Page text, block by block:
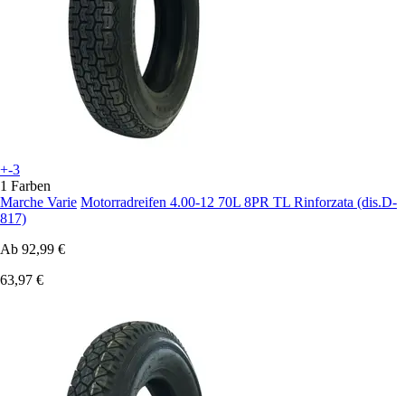
+-3
1 Farben
Marche Varie Motorradreifen 4.00-12 70L 8PR TL Rinforzata (dis.D-
817)
Ab 92,99 €
63,97 €